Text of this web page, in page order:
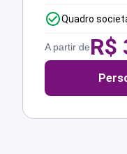
Quadro
A partir deR$